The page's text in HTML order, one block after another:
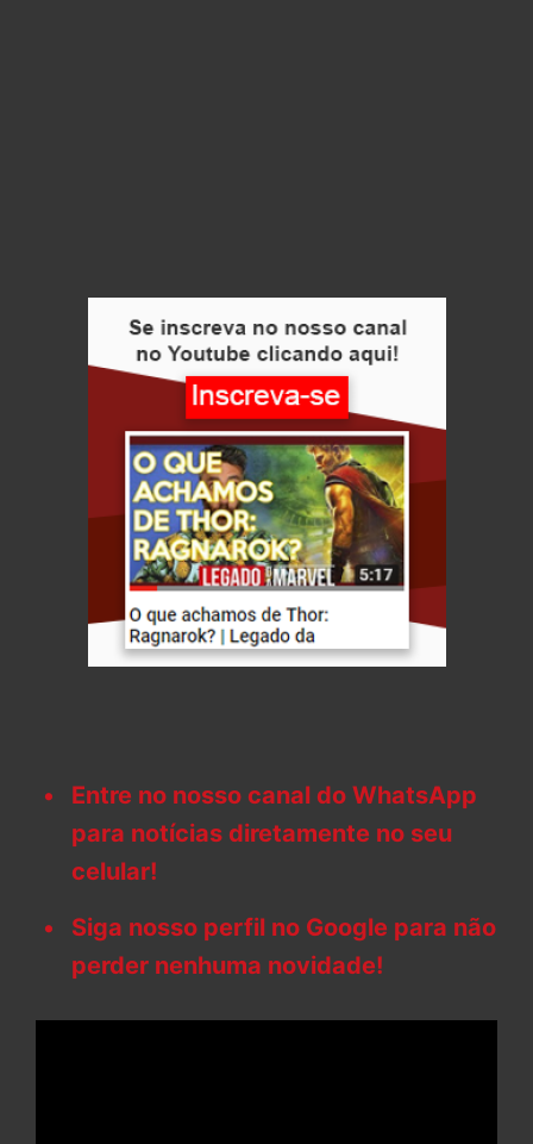
Entre no nosso canal do WhatsApp
para notícias diretamente no seu
celular!
Siga nosso perfil no Google para não
perder nenhuma novidade!